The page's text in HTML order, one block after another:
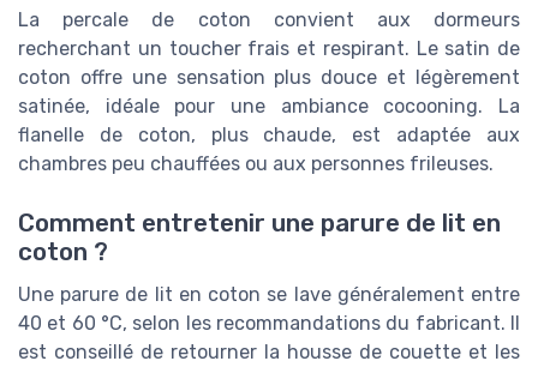
La percale de coton convient aux dormeurs
recherchant un toucher frais et respirant. Le satin de
coton offre une sensation plus douce et légèrement
satinée, idéale pour une ambiance cocooning. La
flanelle de coton, plus chaude, est adaptée aux
chambres peu chauffées ou aux personnes frileuses.
Comment entretenir une parure de lit en
coton ?
Une parure de lit en coton se lave généralement entre
40 et 60 °C, selon les recommandations du fabricant. Il
est conseillé de retourner la housse de couette et les